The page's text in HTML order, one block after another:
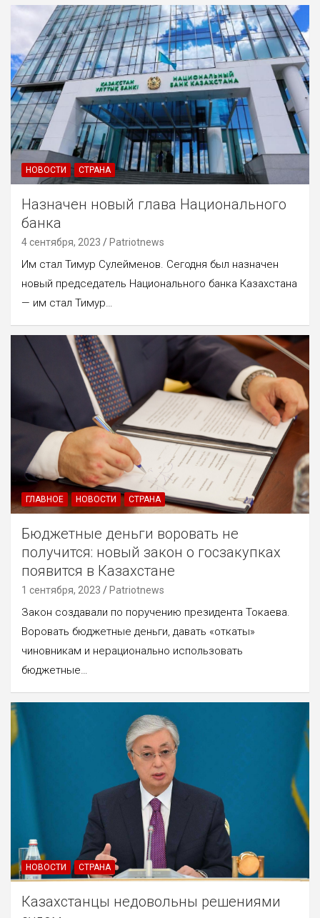
НОВОСТИ СТРАНА
Назначен новый глава Национального
банка
4 сентября, 2023 Patriotnews
Им стал Тимур Сулейменов. Сегодня был назначен
новый председатель Национального банка Казахстана
— им стал Тимур…
ГЛАВНОЕ НОВОСТИ СТРАНА
Бюджетные деньги воровать не
получится: новый закон о госзакупках
появится в Казахстане
1 сентября, 2023 Patriotnews
Закон создавали по поручению президента Токаева.
Воровать бюджетные деньги, давать «откаты»
чиновникам и нерационально использовать
бюджетные…
НОВОСТИ СТРАНА
Казахстанцы недовольны решениями